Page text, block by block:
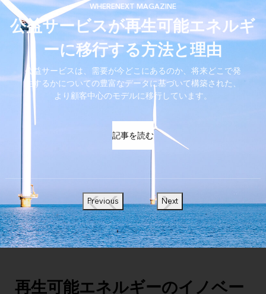
WHERENEXT MAGAZINE
公益サービスが再生可能エネルギ
ーに移行する方法と理由
公益サービスは、需要が今どこにあるのか、将来どこで発
生するかについての豊富なデータに基づいて構築された、
より顧客中心のモデルに移行しています。
記事を読む
Previous Next
再生可能エネルギーのイノベー